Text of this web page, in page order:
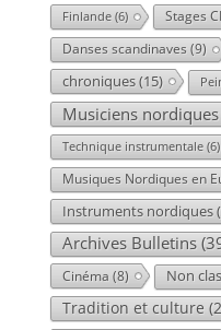
Finlande(6) Stages
Danses scandinaves (9)
chroniques(15)
Musiciens nordiques
Technique instrumentale(6)
Musiques Nordiques en
Instruments nordiques
Archives Bulletins
Cinéma (8) Non
Tradition et culture